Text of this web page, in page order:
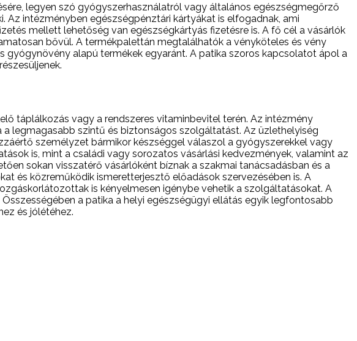
legyen szó gyógyszerhasználatról vagy általános egészségmegőrző
intézményben egészségpénztári kártyákat is elfogadnak, ami
mellett lehetőség van egészségkártyás fizetésre is. A fő cél a vásárlók
bővül. A termékpalettán megtalálhatók a vényköteles és vény
alapú termékek egyaránt. A patika szoros kapcsolatot ápol a
táplálkozás vagy a rendszeres vitaminbevitel terén. Az intézmény
legmagasabb szintű és biztonságos szolgáltatást. Az üzlethelyiség
személyzet bármikor készséggel válaszol a gyógyszerekkel vagy
is, mint a családi vagy sorozatos vásárlási kedvezmények, valamint az
sokan visszatérő vásárlóként bíznak a szakmai tanácsadásban és a
és közreműködik ismeretterjesztő előadások szervezésében is. A
is kényelmesen igénybe vehetik a szolgáltatásokat. A
a patika a helyi egészségügyi ellátás egyik legfontosabb
és jólétéhez.